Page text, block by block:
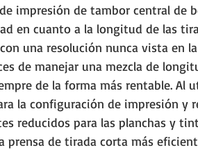
impresión de tambor central de
en cuanto a la longitud de las
una resolución nunca vista en
de manejar una mezcla de
de la forma más rentable. Al
la configuración de impresión y
reducidos para las planchas y
prensa de tirada corta más